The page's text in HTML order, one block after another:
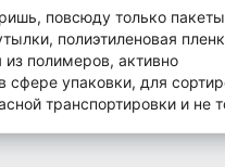
повсюду только
полиэтиленовая
из полимеров, активно
сфере упаковки, для
транспортировки и не